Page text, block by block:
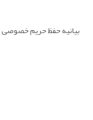
بیانیه حفظ حریم خصوصی